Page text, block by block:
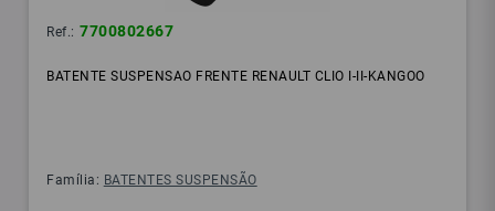
Ref.: 7700802667
BATENTE SUSPENSAO FRENTE RENAULT CLIO I-II-KANGOO
Família: BATENTES SUSPENSÃO